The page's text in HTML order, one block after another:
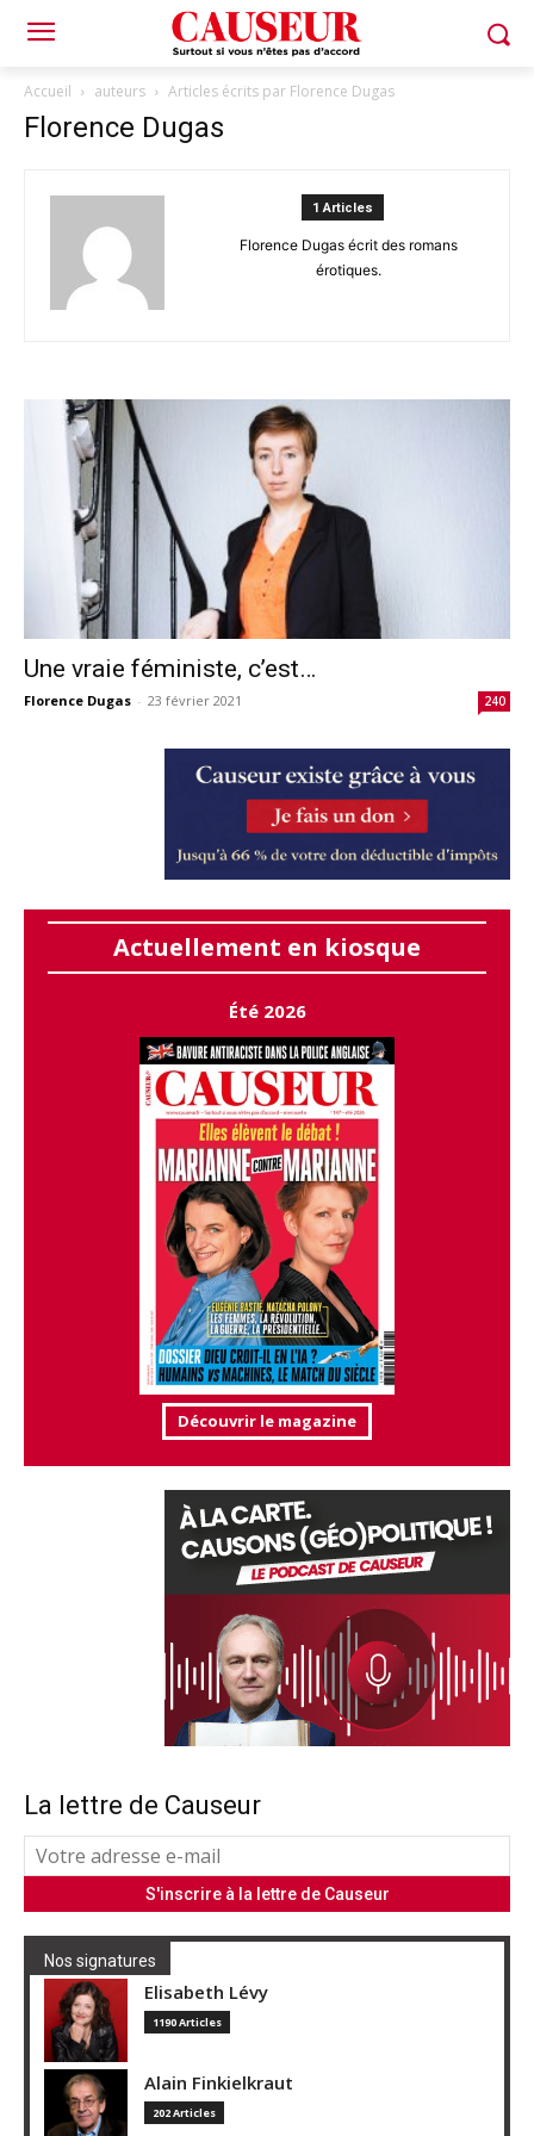
Accueil auteurs Articles écrits par Florence Dugas
Florence Dugas
1 Articles
Florence Dugas écrit des romans
érotiques.
Une vraie féministe, c’est…
Florence Dugas - 23 février 2021 240
Actuellement en kiosque
Été 2026
Découvrir le magazine
La lettre de Causeur
Nos signatures
Elisabeth Lévy
1190 Articles
Alain Finkielkraut
202 Articles